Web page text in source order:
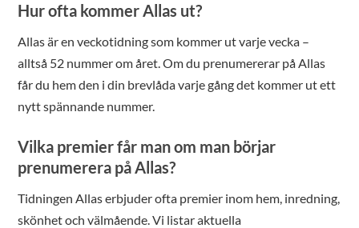
Hur ofta kommer Allas ut?
Allas är en veckotidning som kommer ut varje vecka –
alltså 52 nummer om året. Om du prenumererar på Allas
får du hem den i din brevlåda varje gång det kommer ut ett
nytt spännande nummer.
Vilka premier får man om man börjar
prenumerera på Allas?
Tidningen Allas erbjuder ofta premier inom hem, inredning,
skönhet och välmående. Vi listar aktuella